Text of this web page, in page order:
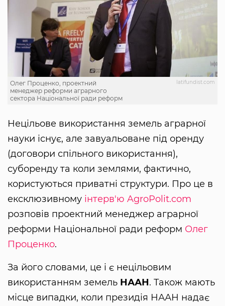
latifundist.com
Олег Проценко, проектний
менеджер реформи аграрного
сектора Національної ради реформ
Нецільове використання земель аграрної
науки існує, але завуальоване під оренду
(договори спільного використання),
суборенду та коли землями, фактично,
користуються приватні структури. Про це в
ексклюзивному інтерв'ю AgroPolit.com
розповів проектний менеджер аграрної
реформи Національної ради реформ Олег
Проценко.
За його словами, це і є нецільовим
використанням земель НААН. Також мають
місце випадки, коли президія НААН надає